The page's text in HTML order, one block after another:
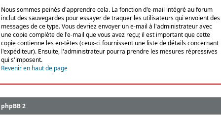
Nous sommes peinés d'apprendre cela. La fonction d'e-mail intégré au forum
inclut des sauvegardes pour essayer de traquer les utilisateurs qui envoient des
messages de ce type. Vous devriez envoyer un e-mail à l'administrateur avec
une copie complète de l'e-mail que vous avez reçu; il est important que cette
copie contienne les en-têtes (ceux-ci fournissent une liste de détails concernant
l'expéditeur). Ensuite, l'administrateur pourra prendre les mesures répressives
qui s'imposent.
Revenir en haut de page
phpBB 2